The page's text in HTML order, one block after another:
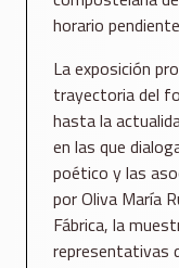
horario
La exposición
trayectoria del
hasta la
en las que
poético y las
por Oliva María
Fábrica, la
representativas